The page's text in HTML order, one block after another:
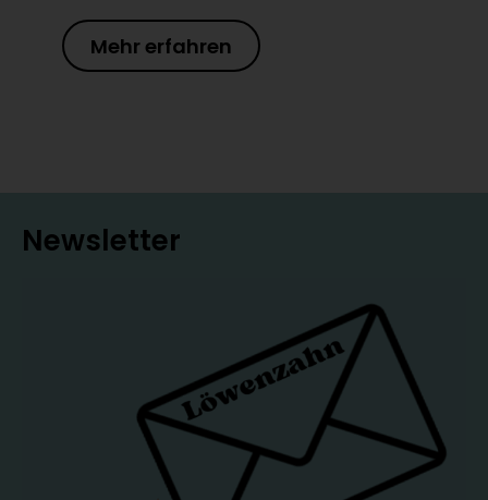
Mehr erfahren
Newsletter